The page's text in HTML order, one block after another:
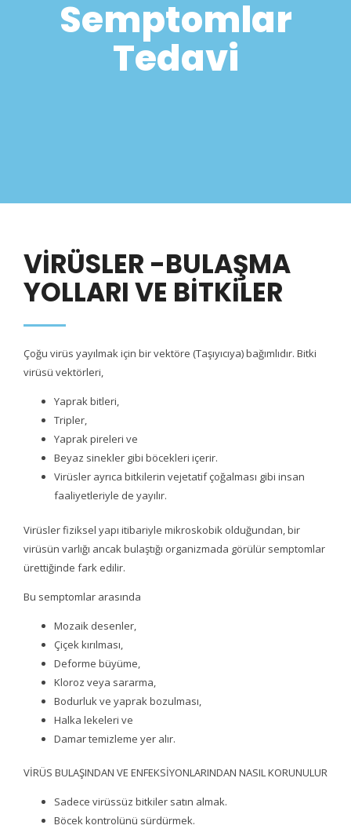
Semptomlar
Tedavi
VİRÜSLER -BULAŞMA
YOLLARI VE BİTKİLER
Çoğu virüs yayılmak için bir vektöre (Taşıyıcıya) bağımlıdır. Bitki
virüsü vektörleri,
Yaprak bitleri,
Tripler,
Yaprak pireleri ve
Beyaz sinekler gibi böcekleri içerir.
Virüsler ayrıca bitkilerin vejetatif çoğalması gibi insan
faaliyetleriyle de yayılır.
Virüsler fiziksel yapı itibariyle mikroskobik olduğundan, bir
virüsün varlığı ancak bulaştığı organizmada görülür semptomlar
ürettiğinde fark edilir.
Bu semptomlar arasında
Mozaik desenler,
Çiçek kırılması,
Deforme büyüme,
Kloroz veya sararma,
Bodurluk ve yaprak bozulması,
Halka lekeleri ve
Damar temizleme yer alır.
VİRÜS BULAŞINDAN VE ENFEKSİYONLARINDAN NASIL KORUNULUR
Sadece virüssüz bitkiler satın almak.
Böcek kontrolünü sürdürmek.